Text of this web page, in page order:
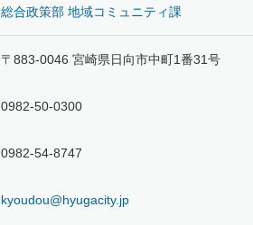
総合政策部 地域コミュニティ課
〒883-0046 宮崎県日向市中町1番31号
0982-50-0300
0982-54-8747
kyoudou@hyugacity.jp